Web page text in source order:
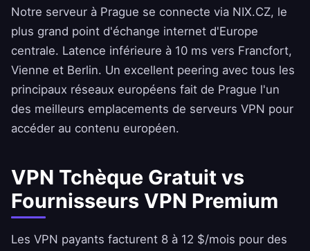
Notre serveur à Prague se connecte via NIX.CZ, le
plus grand point d'échange internet d'Europe
centrale. Latence inférieure à 10 ms vers Francfort,
Vienne et Berlin. Un excellent peering avec tous les
principaux réseaux européens fait de Prague l'un
des meilleurs emplacements de serveurs VPN pour
accéder au contenu européen.
VPN Tchèque Gratuit vs
Fournisseurs VPN Premium
Les VPN payants facturent 8 à 12 $/mois pour des